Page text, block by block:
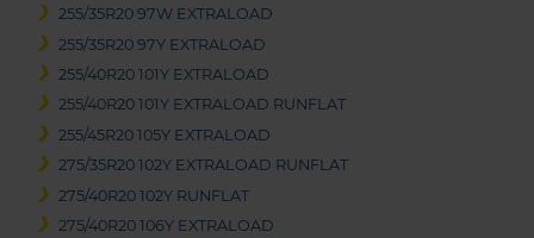
255/35R20 97W EXTRALOAD
255/35R20 97Y EXTRALOAD
255/40R20 101Y EXTRALOAD
255/40R20 101Y EXTRALOAD RUNFLAT
255/45R20 105Y EXTRALOAD
275/35R20 102Y EXTRALOAD RUNFLAT
275/40R20 102Y RUNFLAT
275/40R20 106Y EXTRALOAD